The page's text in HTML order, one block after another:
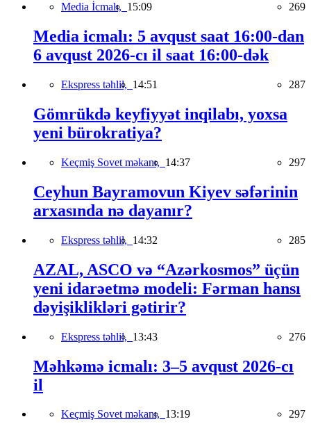
Media İcmalı, 15:09 269
Media icmalı: 5 avqust saat 16:00-dan
6 avqust 2026-cı il saat 16:00-dək
Ekspress təhlil, 14:51 287
Gömrükdə keyfiyyət inqilabı, yoxsa
yeni bürokratiya?
Keçmiş Sovet məkanı, 14:37 297
Ceyhun Bayramovun Kiyev səfərinin
arxasında nə dayanır?
Ekspress təhlil, 14:32 285
AZAL, ASCO və “Azərkosmos” üçün
yeni idarəetmə modeli: Fərman hansı
dəyişiklikləri gətirir?
Ekspress təhlil, 13:43 276
Məhkəmə icmalı: 3–5 avqust 2026-cı
il
Keçmiş Sovet məkanı, 13:19 297